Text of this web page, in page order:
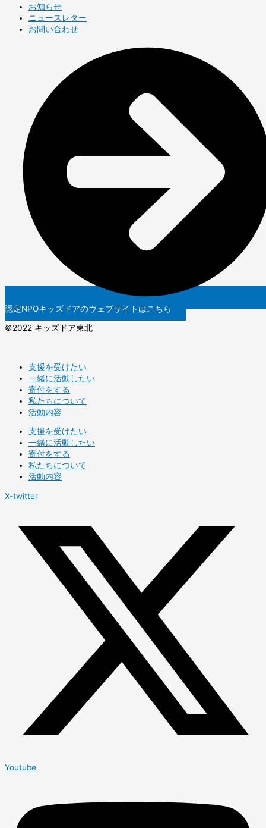
お知らせ
ニュースレター
お問い合わせ
認定NPOキッズドアのウェブサイトはこちら
©️2022 キッズドア東北
支援を受けたい
一緒に活動したい
寄付をする
私たちについて
活動内容
支援を受けたい
一緒に活動したい
寄付をする
私たちについて
活動内容
X-twitter
Youtube